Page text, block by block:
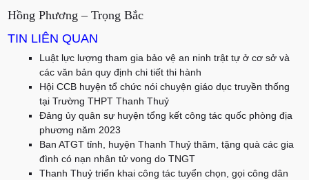
Hồng Phương – Trọng Bắc
TIN LIÊN QUAN
Luật lực lượng tham gia bảo vệ an ninh trật tự ở cơ sở và
các văn bản quy định chi tiết thi hành
Hội CCB huyện tổ chức nói chuyện giáo dục truyền thống
tại Trường THPT Thanh Thuỷ
Đảng ủy quân sự huyện tổng kết công tác quốc phòng địa
phương năm 2023
Ban ATGT tỉnh, huyện Thanh Thuỷ thăm, tặng quà các gia
đình có nạn nhân tử vong do TNGT
Thanh Thuỷ triển khai công tác tuyển chọn, gọi công dân